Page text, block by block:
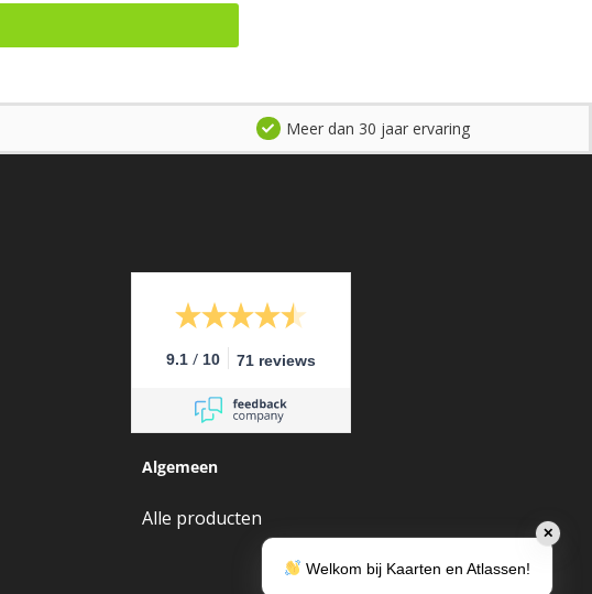
Meer dan 30 jaar ervaring
9.1 / 10 71 reviews
Algemeen
Alle producten
✕
Welkom bij Kaarten en Atlassen!